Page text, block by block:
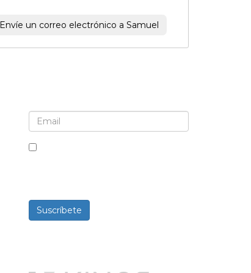
Envíe un correo electrónico a Samuel
Suscríbete